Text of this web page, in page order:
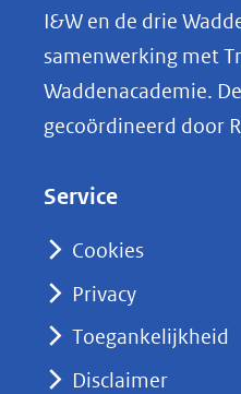
k
e
nieuw
I&W en de drie
samenwerking met
Waddenacademie.
gecoördineerd door
Service
Cookies
Privacy
Toegankelijkheid
Disclaimer